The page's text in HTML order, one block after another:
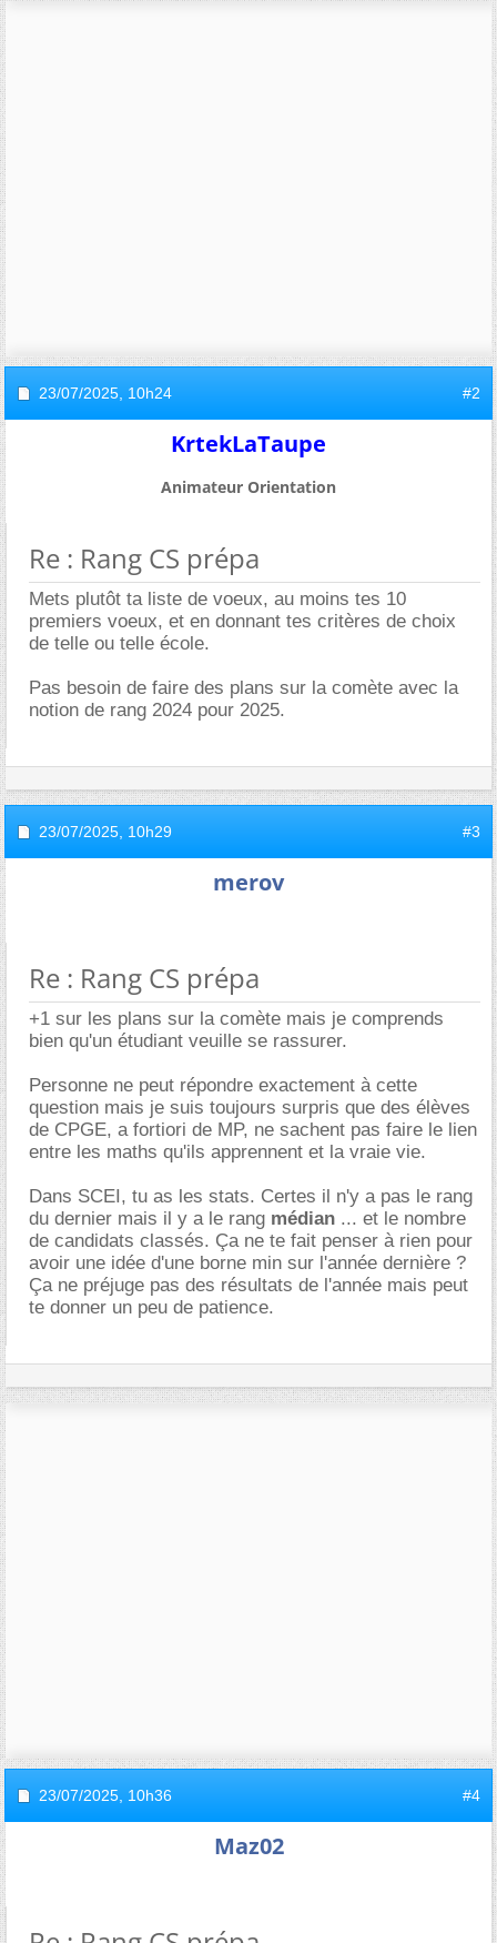
23/07/2025, 10h24 #2
KrtekLaTaupe
Animateur Orientation
Re : Rang CS prépa
Mets plutôt ta liste de voeux, au moins tes 10
premiers voeux, et en donnant tes critères de choix
de telle ou telle école.
Pas besoin de faire des plans sur la comète avec la
notion de rang 2024 pour 2025.
23/07/2025, 10h29 #3
merov
Re : Rang CS prépa
+1 sur les plans sur la comète mais je comprends
bien qu'un étudiant veuille se rassurer.
Personne ne peut répondre exactement à cette
question mais je suis toujours surpris que des élèves
de CPGE, a fortiori de MP, ne sachent pas faire le lien
entre les maths qu'ils apprennent et la vraie vie.
Dans SCEI, tu as les stats. Certes il n'y a pas le rang
du dernier mais il y a le rang médian ... et le nombre
de candidats classés. Ça ne te fait penser à rien pour
avoir une idée d'une borne min sur l'année dernière ?
Ça ne préjuge pas des résultats de l'année mais peut
te donner un peu de patience.
23/07/2025, 10h36 #4
Maz02